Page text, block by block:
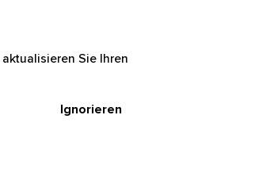
Sie Ihren
Ignorieren